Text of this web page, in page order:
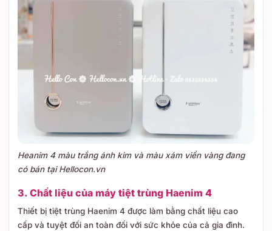
Heanim 4 màu trắng ánh kim và màu xám viền vàng đang
có bán tại Hellocon.vn
3. Chất liệu của máy tiệt trùng Haenim 4
Thiết bị tiệt trùng Haenim 4 được làm bằng chất liệu cao
cấp và tuyệt đối an toàn đối với sức khỏe của cả gia đình.